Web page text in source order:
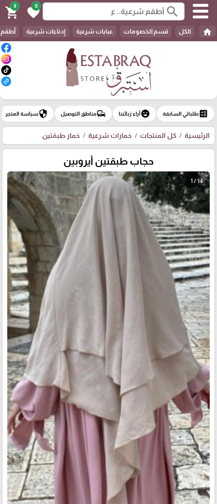
search
0
favorite
0
shopping_cart
home الكل قسم الخصومات عبايات شرعية إدناءات شرعية
ballotطلباتي السابقة emoji_emotionsآراء زبائننا commuteمناطق التوصيل securityسياسة المتجر
الرئيسية كل المنتجات خمارات شرعية خمار طبقتين
حجاب طبقتين أيروبين
1 / 14